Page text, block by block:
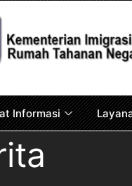
Informasi